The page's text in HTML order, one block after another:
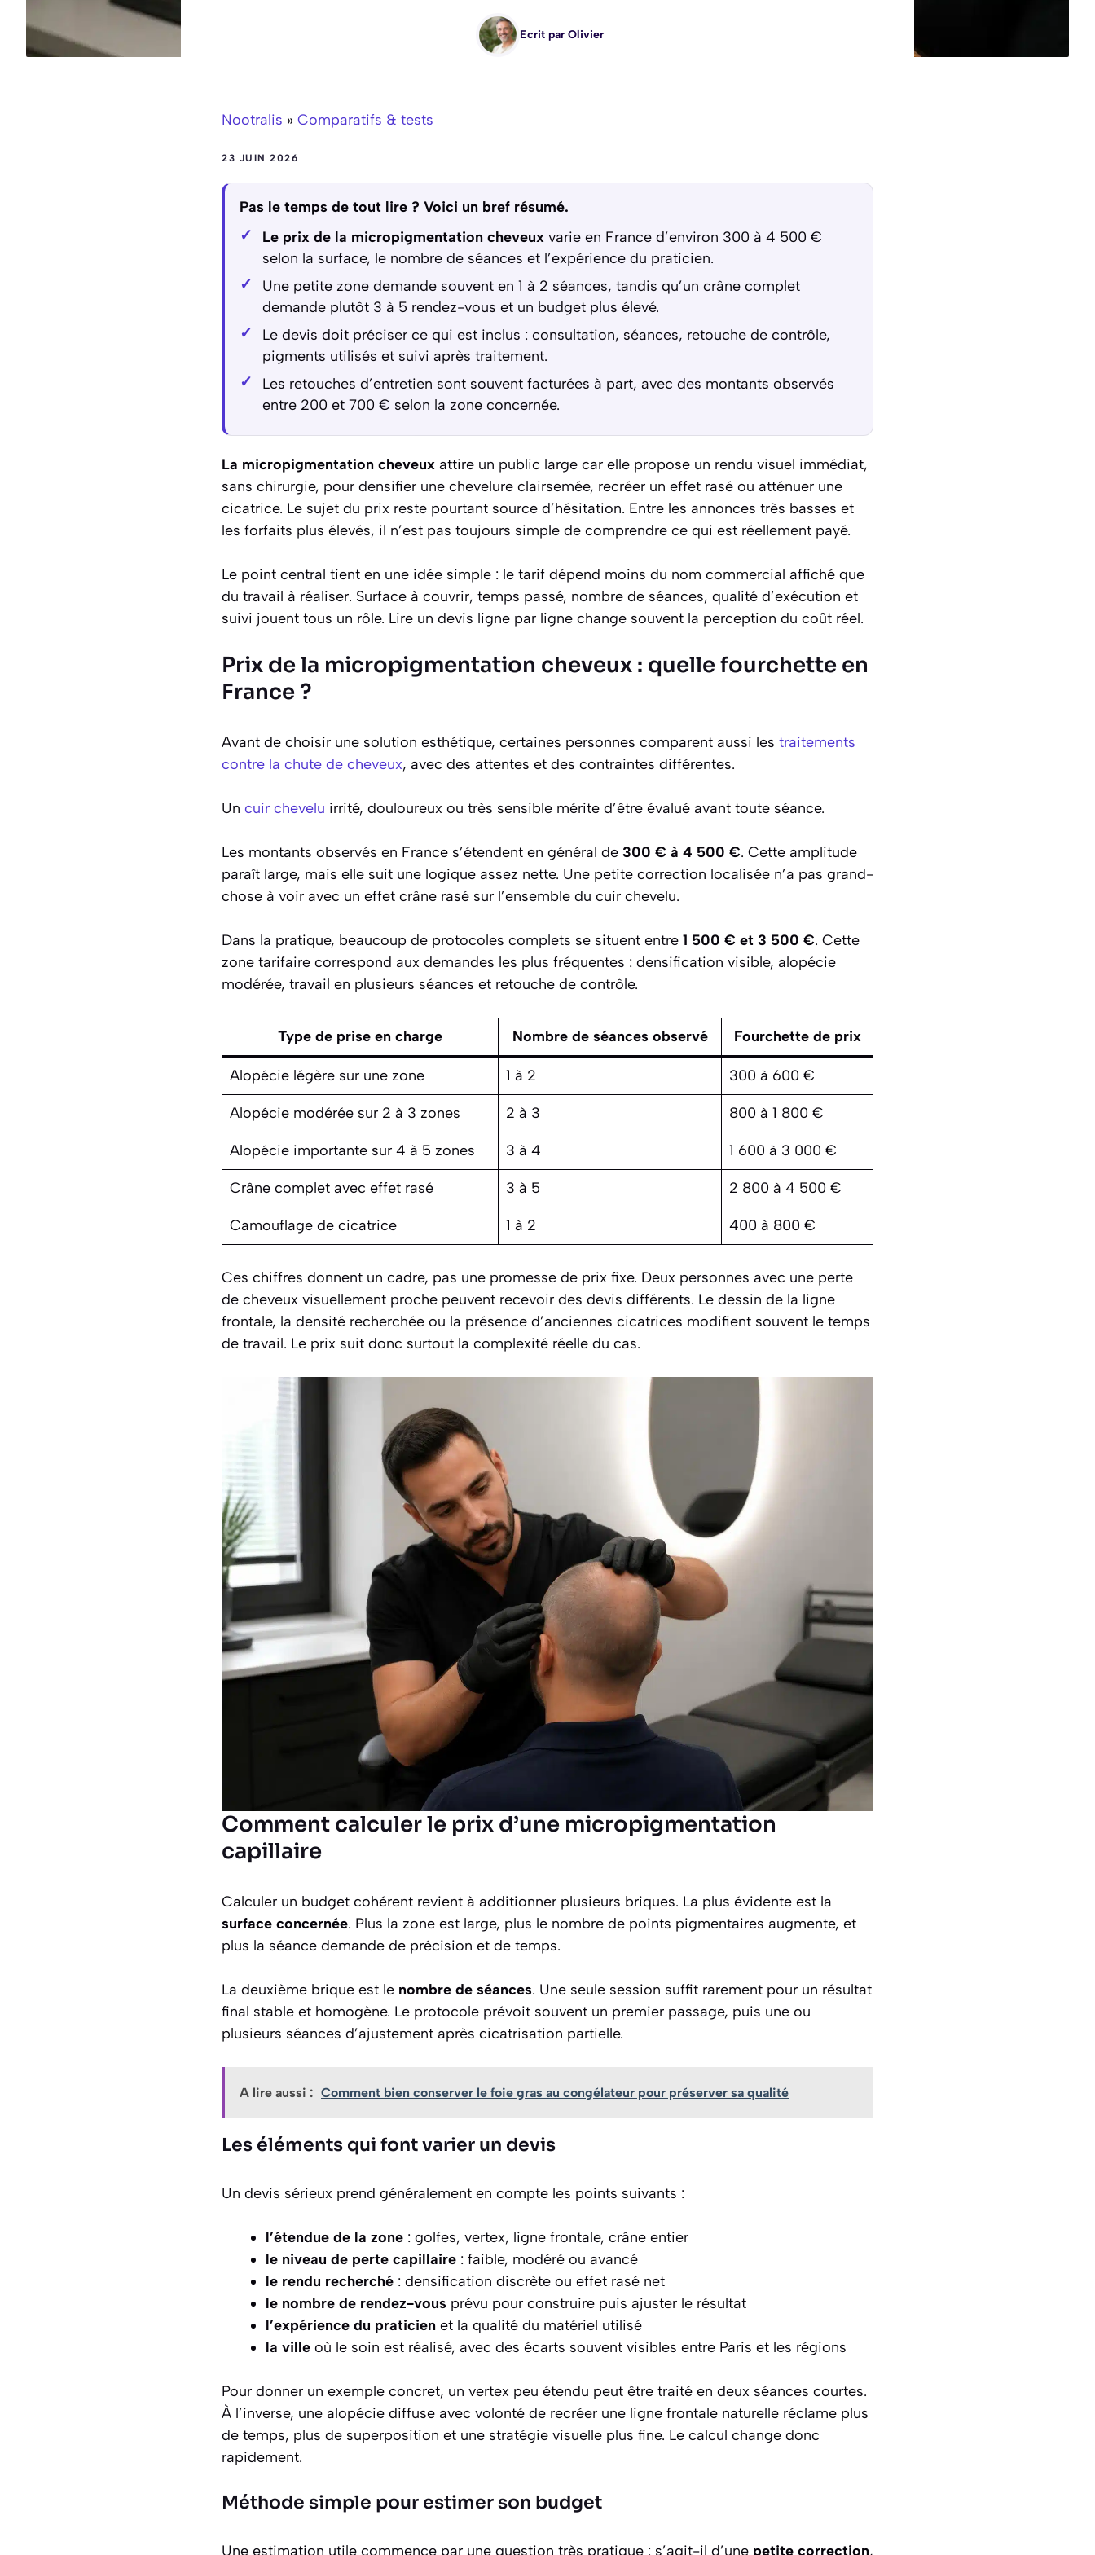
Ecrit par Olivier
Nootralis » Comparatifs & tests
23 JUIN 2026
Pas le temps de tout lire ? Voici un bref résumé.
Le prix de la micropigmentation cheveuxvarie en France d’environ 300 à 4 500 €
selon la surface, le nombre de séances et l’expérience du praticien.
Une petite zone demande souvent en 1 à 2 séances, tandis qu’un crâne complet
demande plutôt 3 à 5 rendez-vous et un budget plus élevé.
Le devis doit préciser ce qui est inclus : consultation, séances, retouche de contrôle,
pigments utilisés et suivi après traitement.
Les retouches d’entretien sont souvent facturées à part, avec des montants observés
entre 200 et 700 € selon la zone concernée.
La micropigmentation cheveux attire un public large car elle propose un rendu visuel immédiat,
sans chirurgie, pour densifier une chevelure clairsemée, recréer un effet rasé ou atténuer une
cicatrice. Le sujet du prix reste pourtant source d’hésitation. Entre les annonces très basses et
les forfaits plus élevés, il n’est pas toujours simple de comprendre ce qui est réellement payé.
Le point central tient en une idée simple : le tarif dépend moins du nom commercial affiché que
du travail à réaliser. Surface à couvrir, temps passé, nombre de séances, qualité d’exécution et
suivi jouent tous un rôle. Lire un devis ligne par ligne change souvent la perception du coût réel.
Prix de la micropigmentation cheveux : quelle fourchette en
France ?
Avant de choisir une solution esthétique, certaines personnes comparent aussi les traitements
contre la chute de cheveux, avec des attentes et des contraintes différentes.
Un cuir chevelu irrité, douloureux ou très sensible mérite d’être évalué avant toute séance.
Les montants observés en France s’étendent en général de 300 € à 4 500 €. Cette amplitude
paraît large, mais elle suit une logique assez nette. Une petite correction localisée n’a pas grand-
chose à voir avec un effet crâne rasé sur l’ensemble du cuir chevelu.
Dans la pratique, beaucoup de protocoles complets se situent entre 1 500 € et 3 500 €. Cette
zone tarifaire correspond aux demandes les plus fréquentes : densification visible, alopécie
modérée, travail en plusieurs séances et retouche de contrôle.
Type de prise en charge Nombre de séances observé Fourchette de prix
Alopécie légère sur une zone 1 à 2 300 à 600 €
Alopécie modérée sur 2 à 3 zones 2 à 3 800 à 1 800 €
Alopécie importante sur 4 à 5 zones 3 à 4 1 600 à 3 000 €
Crâne complet avec effet rasé 3 à 5 2 800 à 4 500 €
Camouflage de cicatrice 1 à 2 400 à 800 €
Ces chiffres donnent un cadre, pas une promesse de prix fixe. Deux personnes avec une perte
de cheveux visuellement proche peuvent recevoir des devis différents. Le dessin de la ligne
frontale, la densité recherchée ou la présence d’anciennes cicatrices modifient souvent le temps
de travail. Le prix suit donc surtout la complexité réelle du cas.
Comment calculer le prix d’une micropigmentation
capillaire
Calculer un budget cohérent revient à additionner plusieurs briques. La plus évidente est la
surface concernée. Plus la zone est large, plus le nombre de points pigmentaires augmente, et
plus la séance demande de précision et de temps.
La deuxième brique est le nombre de séances. Une seule session suffit rarement pour un résultat
final stable et homogène. Le protocole prévoit souvent un premier passage, puis une ou
plusieurs séances d’ajustement après cicatrisation partielle.
A lire aussi : Comment bien conserver le foie gras au congélateur pour préserver sa qualité
Les éléments qui font varier un devis
Un devis sérieux prend généralement en compte les points suivants :
l’étendue de la zone : golfes, vertex, ligne frontale, crâne entier
le niveau de perte capillaire : faible, modéré ou avancé
le rendu recherché : densification discrète ou effet rasé net
le nombre de rendez-vous prévu pour construire puis ajuster le résultat
l’expérience du praticien et la qualité du matériel utilisé
la ville où le soin est réalisé, avec des écarts souvent visibles entre Paris et les régions
Pour donner un exemple concret, un vertex peu étendu peut être traité en deux séances courtes.
À l’inverse, une alopécie diffuse avec volonté de recréer une ligne frontale naturelle réclame plus
de temps, plus de superposition et une stratégie visuelle plus fine. Le calcul change donc
rapidement.
Méthode simple pour estimer son budget
Une estimation utile commence par une question très pratique : s’agit-il d’une petite correction,